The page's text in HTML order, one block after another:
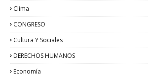
Clima
CONGRESO
Cultura Y Sociales
DERECHOS HUMANOS
Economía